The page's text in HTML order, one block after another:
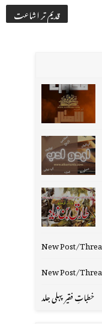
قدیم تر اشاعت
New Post/
New Post/
خطباتِ فقیر پہلی جلد